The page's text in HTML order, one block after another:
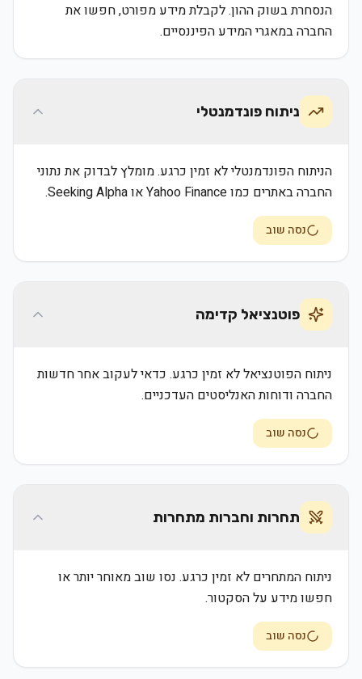
הנסחרת בשוק ההון. לקבלת מידע מפורט, חפשו את
החברה במאגרי המידע הפיננסיים.
ניתוח פונדמנטלי
הניתוח הפונדמנטלי לא זמין כרגע. מומלץ לבדוק את נתוני
החברה באתרים כמו Yahoo Finance או Seeking Alpha.
נסה שוב
פוטנציאל קדימה
ניתוח הפוטנציאל לא זמין כרגע. כדאי לעקוב אחר חדשות
החברה ודוחות האנליסטים העדכניים.
נסה שוב
תחרות וחברות מתחרות
ניתוח המתחרים לא זמין כרגע. נסו שוב מאוחר יותר או
חפשו מידע על הסקטור.
נסה שוב